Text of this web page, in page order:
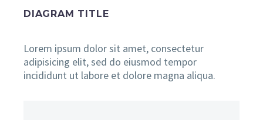
DIAGRAM TITLE
Lorem ipsum dolor sit amet, consectetur
adipisicing elit, sed do eiusmod tempor
incididunt ut labore et dolore magna aliqua.